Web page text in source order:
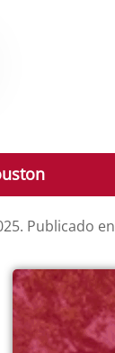
. Publicado en